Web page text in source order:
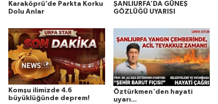
Karaköprü’de Parkta Korku
Dolu Anlar
ŞANLIURFA’DA GÜNEŞ
GÖZLÜĞÜ UYARISI
Komşu ilimizde 4.6
büyüklüğünde deprem!
Öztürkmen'den hayati
uyarı...